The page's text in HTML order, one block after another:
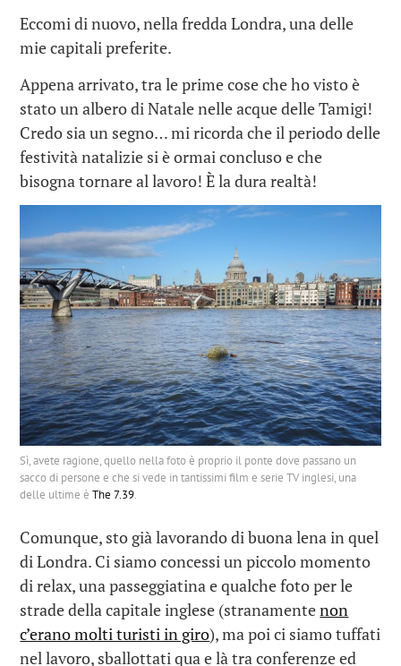
Eccomi di nuovo, nella fredda Londra, una delle
mie capitali preferite.
Appena arrivato, tra le prime cose che ho visto è
stato un albero di Natale nelle acque delle Tamigi!
Credo sia un segno… mi ricorda che il periodo delle
festività natalizie si è ormai concluso e che
bisogna tornare al lavoro! È la dura realtà!
Sì, avete ragione, quello nella foto è proprio il ponte dove passano un
sacco di persone e che si vede in tantissimi film e serie TV inglesi, una
delle ultime èThe 7.39.
Comunque, sto già lavorando di buona lena in quel
di Londra. Ci siamo concessi un piccolo momento
di relax, una passeggiatina e qualche foto per le
strade della capitale inglese (stranamentenon
c’erano molti turisti in giro), ma poi ci siamo tuffati
nel lavoro, sballottati qua e là tra conferenze ed